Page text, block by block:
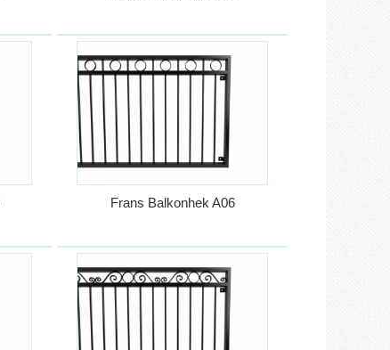
Frans Balkonhek A06